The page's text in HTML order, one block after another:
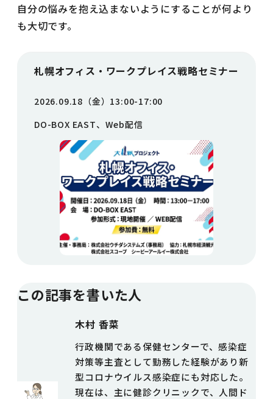
自分の悩みを抱え込まないようにすることが何より
も大切です。
札幌オフィス・ワークプレイス戦略セミナー
2026.09.18（金）13:00-17:00
DO-BOX EAST、Web配信
この記事を書いた人
木村 香菜
行政機関である保健センターで、感染症
対策等主査として勤務した経験があり新
型コロナウイルス感染症にも対応した。
現在は、主に健診クリニックで、人間ド